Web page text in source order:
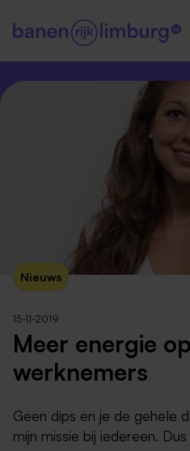
Nieuws
15-11-2019
Meer energie
werknemers
Geen dips en je de gehele
mijn missie bij iedereen.